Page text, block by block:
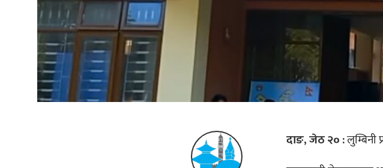
दाङ, जेठ २० :लुम्बिनी